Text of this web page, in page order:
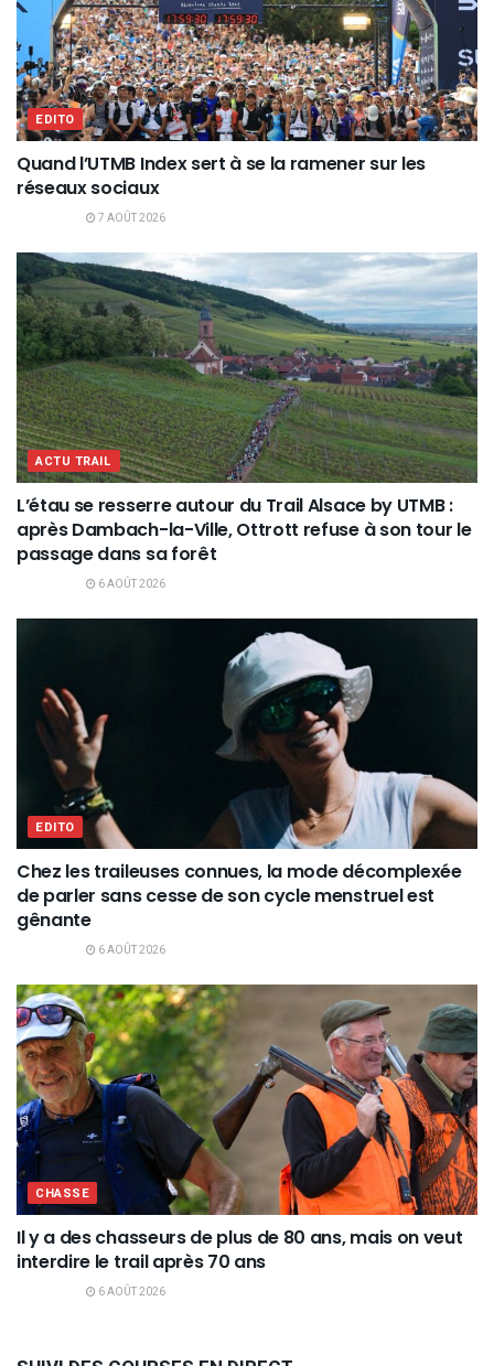
EDITO
Quand l’UTMB Index sert à se la ramener sur les
réseaux sociaux
7 AOÛT 2026
ACTU TRAIL
L’étau se resserre autour du Trail Alsace by UTMB :
après Dambach-la-Ville, Ottrott refuse à son tour le
passage dans sa forêt
6 AOÛT 2026
EDITO
Chez les traileuses connues, la mode décomplexée
de parler sans cesse de son cycle menstruel est
gênante
6 AOÛT 2026
CHASSE
Il y a des chasseurs de plus de 80 ans, mais on veut
interdire le trail après 70 ans
6 AOÛT 2026